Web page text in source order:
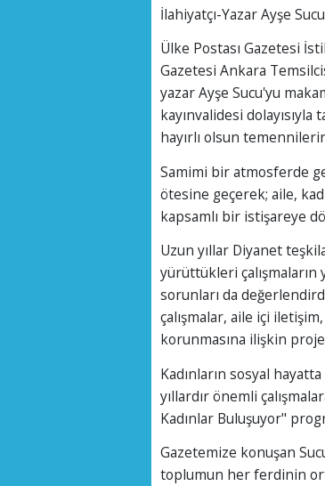
İlahiyatçı-Yazar Ayşe
Ülke Postası Gazetesi
Gazetesi Ankara
yazar Ayşe Sucu'yu
kayınvalidesi
hayırlı olsun
Samimi bir atmosferde
ötesine geçerek; aile,
kapsamlı bir istişareye
Uzun yıllar Diyanet
yürüttükleri çalışmaların
sorunları da
çalışmalar, aile içi
korunmasına ilişkin
Kadınların sosyal
yıllardır önemli
Kadınlar Buluşuyor"
Gazetemize konuşan
toplumun her ferdinin